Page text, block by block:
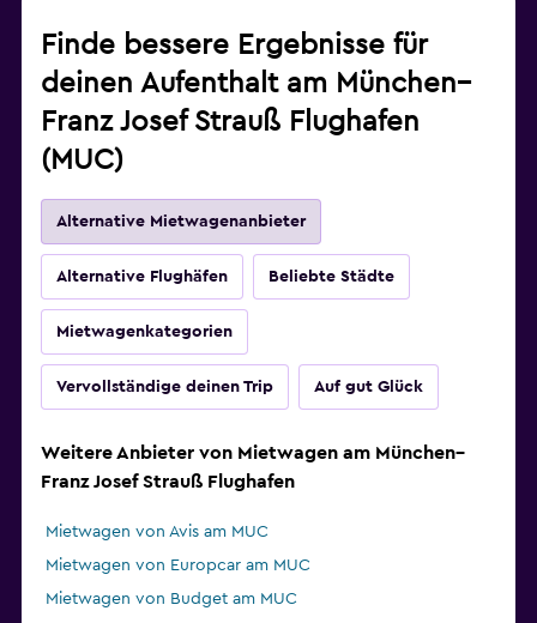
Finde bessere Ergebnisse für
deinen Aufenthalt am München–
Franz Josef Strauß Flughafen
(MUC)
Alternative Mietwagenanbieter
Alternative Flughäfen Beliebte Städte
Mietwagenkategorien
Vervollständige deinen Trip Auf gut Glück
Weitere Anbieter von Mietwagen am München–
Franz Josef Strauß Flughafen
Mietwagen von Avis am MUC
Mietwagen von Europcar am MUC
Mietwagen von Budget am MUC